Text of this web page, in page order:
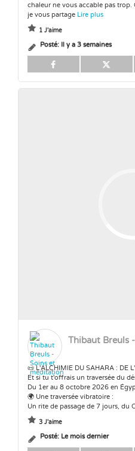
chaleur ne vous accable pas trop.
je vous partage Lire plus
1 J'aime
Posté: Il y a 3 semaines
📜 L'ALCHIMIE DU SAHARA : DE
Et si tu t'offrais un traversée du
Du 1er au 8 octobre 2026 en
🌍 Une traversée vibratoire :
Un rite de passage de 7 jours, du
3 J'aime
Posté: Le mois dernier